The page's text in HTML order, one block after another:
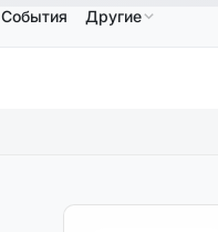
XRPXRP1,09 $↑2.30% Solana
События Другие